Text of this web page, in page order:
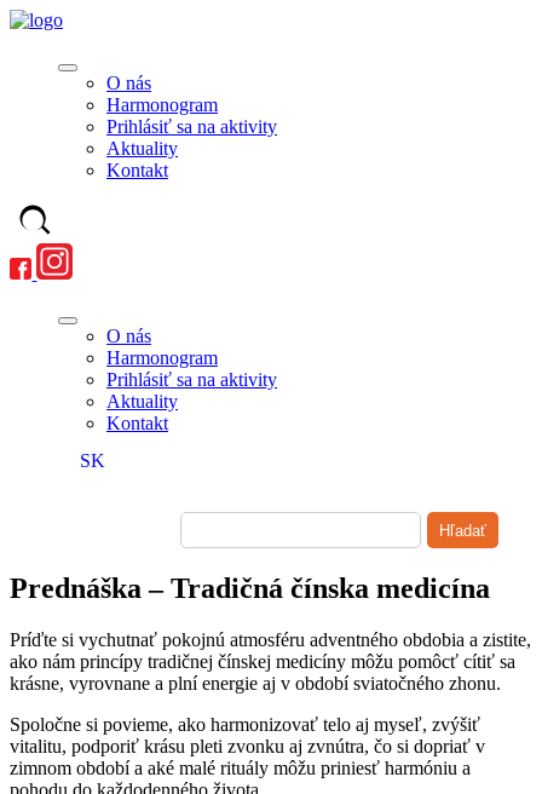
O nás
Harmonogram
Prihlásiť sa na aktivity
Aktuality
Kontakt
O nás
Harmonogram
Prihlásiť sa na aktivity
Aktuality
Kontakt
SK
Prednáška – Tradičná čínska medicína
Príďte si vychutnať pokojnú atmosféru adventného obdobia a zistite,
ako nám princípy tradičnej čínskej medicíny môžu pomôcť cítiť sa
krásne, vyrovnane a plní energie aj v období sviatočného zhonu.
Spoločne si povieme, ako harmonizovať telo aj myseľ, zvýšiť
vitalitu, podporiť krásu pleti zvonku aj zvnútra, čo si dopriať v
zimnom období a aké malé rituály môžu priniesť harmóniu a